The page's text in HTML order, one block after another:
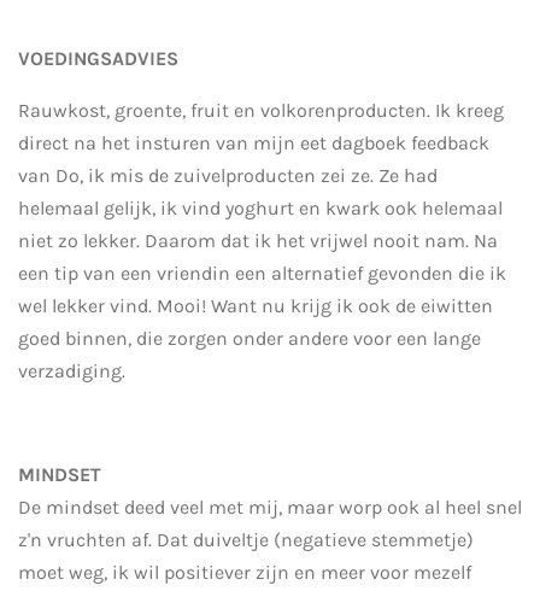
VOEDINGSADVIES
Rauwkost, groente, fruit en volkorenproducten. Ik kreeg
direct na het insturen van mijn eet dagboek feedback
van Do, ik mis de zuivelproducten zei ze. Ze had
helemaal gelijk, ik vind yoghurt en kwark ook helemaal
niet zo lekker. Daarom dat ik het vrijwel nooit nam. Na
een tip van een vriendin een alternatief gevonden die ik
wel lekker vind. Mooi! Want nu krijg ik ook de eiwitten
goed binnen, die zorgen onder andere voor een lange
verzadiging.
MINDSET
De mindset deed veel met mij, maar worp ook al heel snel
z'n vruchten af. Dat duiveltje (negatieve stemmetje)
moet weg, ik wil positiever zijn en meer voor mezelf